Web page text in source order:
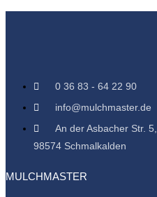
0 36 83 - 64 22 90
info@mulchmaster.de
An der Asbacher Str. 5,
98574 Schmalkalden
MULCHMASTER